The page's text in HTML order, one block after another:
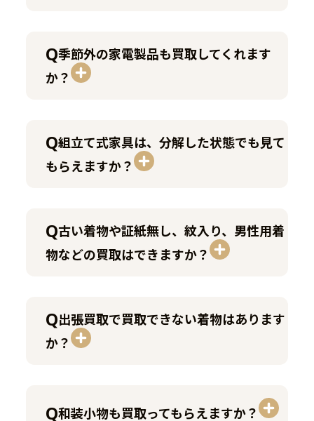
季節外の家電製品も買取してくれます
か？
組立て式家具は、分解した状態でも見て
もらえますか？
古い着物や証紙無し、紋入り、男性用着
物などの買取はできますか？
出張買取で買取できない着物はあります
か？
和装小物も買取ってもらえますか？